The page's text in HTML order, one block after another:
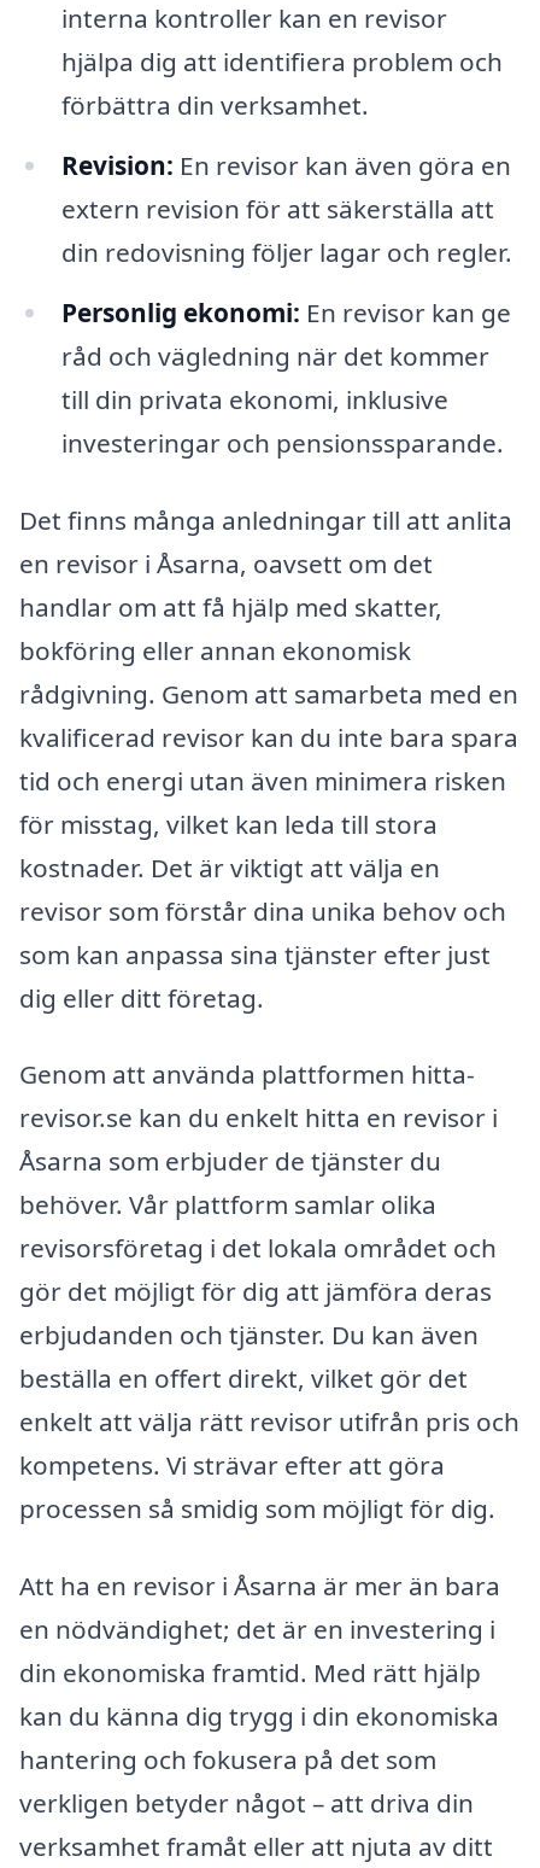
interna kontroller kan en revisor
hjälpa dig att identifiera problem och
förbättra din verksamhet.
Revision: En revisor kan även göra en
extern revision för att säkerställa att
din redovisning följer lagar och regler.
Personlig ekonomi: En revisor kan ge
råd och vägledning när det kommer
till din privata ekonomi, inklusive
investeringar och pensionssparande.
Det finns många anledningar till att anlita
en revisor i Åsarna, oavsett om det
handlar om att få hjälp med skatter,
bokföring eller annan ekonomisk
rådgivning. Genom att samarbeta med en
kvalificerad revisor kan du inte bara spara
tid och energi utan även minimera risken
för misstag, vilket kan leda till stora
kostnader. Det är viktigt att välja en
revisor som förstår dina unika behov och
som kan anpassa sina tjänster efter just
dig eller ditt företag.
Genom att använda plattformen hitta-
revisor.se kan du enkelt hitta en revisor i
Åsarna som erbjuder de tjänster du
behöver. Vår plattform samlar olika
revisorsföretag i det lokala området och
gör det möjligt för dig att jämföra deras
erbjudanden och tjänster. Du kan även
beställa en offert direkt, vilket gör det
enkelt att välja rätt revisor utifrån pris och
kompetens. Vi strävar efter att göra
processen så smidig som möjligt för dig.
Att ha en revisor i Åsarna är mer än bara
en nödvändighet; det är en investering i
din ekonomiska framtid. Med rätt hjälp
kan du känna dig trygg i din ekonomiska
hantering och fokusera på det som
verkligen betyder något – att driva din
verksamhet framåt eller att njuta av ditt